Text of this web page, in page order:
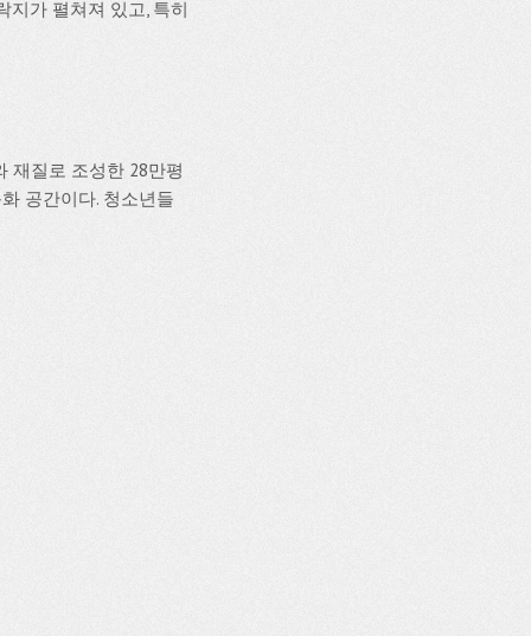
지가 펼쳐져 있고, 특히
재질로 조성한 28만평
공간이다. 청소년들